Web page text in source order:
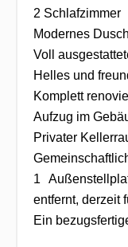
2 Schlafzimmer
Modernes
Voll
Helles und
Komplett
Aufzug im
Privater
1
entfernt, derzeit
Ein